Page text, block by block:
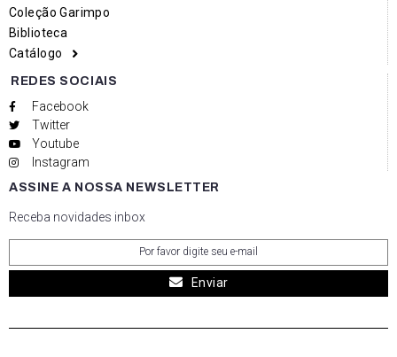
Coleção Garimpo
Biblioteca
Catálogo
REDES SOCIAIS
Facebook
Twitter
Youtube
Instagram
ASSINE A NOSSA NEWSLETTER
Receba novidades inbox
Enviar